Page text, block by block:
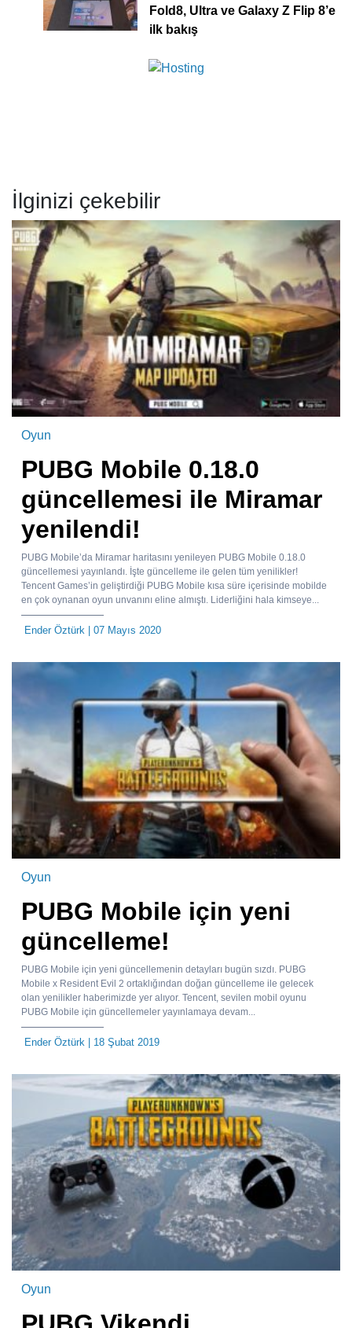
Fold8, Ultra ve Galaxy Z Flip 8’e
ilk bakış
İlginizi çekebilir
Oyun
PUBG Mobile 0.18.0
güncellemesi ile Miramar
yenilendi!
PUBG Mobile’da Miramar haritasını yenileyen PUBG Mobile 0.18.0
güncellemesi yayınlandı. İşte güncelleme ile gelen tüm yenilikler!
Tencent Games’in geliştirdiği PUBG Mobile kısa süre içerisinde mobilde
en çok oynanan oyun unvanını eline almıştı. Liderliğini hala kimseye...
Ender Öztürk | 07 Mayıs 2020
Oyun
PUBG Mobile için yeni
güncelleme!
PUBG Mobile için yeni güncellemenin detayları bugün sızdı. PUBG
Mobile x Resident Evil 2 ortaklığından doğan güncelleme ile gelecek
olan yenilikler haberimizde yer alıyor. Tencent, sevilen mobil oyunu
PUBG Mobile için güncellemeler yayınlamaya devam...
Ender Öztürk | 18 Şubat 2019
Oyun